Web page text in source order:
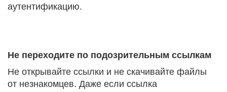
аутентификацию.
Не переходите по подозрительным ссылкам
Не открывайте ссылки и не скачивайте файлы
от незнакомцев. Даже если ссылка